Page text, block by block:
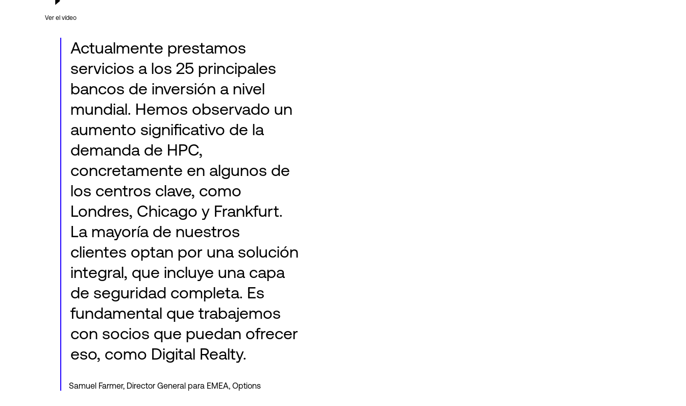
Ver el vídeo
Actualmente prestamos
servicios a los 25 principales
bancos de inversión a nivel
mundial. Hemos observado un
aumento significativo de la
demanda de HPC,
concretamente en algunos de
los centros clave, como
Londres, Chicago y Frankfurt.
La mayoría de nuestros
clientes optan por una solución
integral, que incluye una capa
de seguridad completa. Es
fundamental que trabajemos
con socios que puedan ofrecer
eso, como Digital Realty.
Samuel Farmer, Director General para EMEA, Options